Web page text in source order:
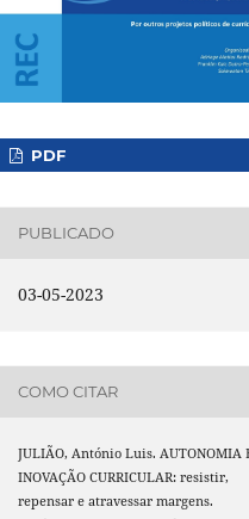
PDF
PUBLICADO
03-05-2023
COMO CITAR
JULIÃO, António Luis. AUTONOMIA
INOVAÇÃO CURRICULAR: resistir,
repensar e atravessar margens.